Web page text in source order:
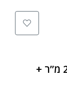
בלב תל אביב פנטהאוז במפלס 250 מ”ר +